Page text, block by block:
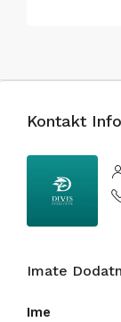
Kontakt
Imate
Ime